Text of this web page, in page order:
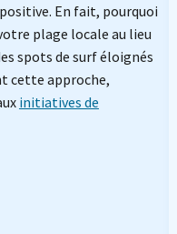
En fait, pourquoi
plage locale au lieu
spots de surf éloignés
cette approche,
initiatives de